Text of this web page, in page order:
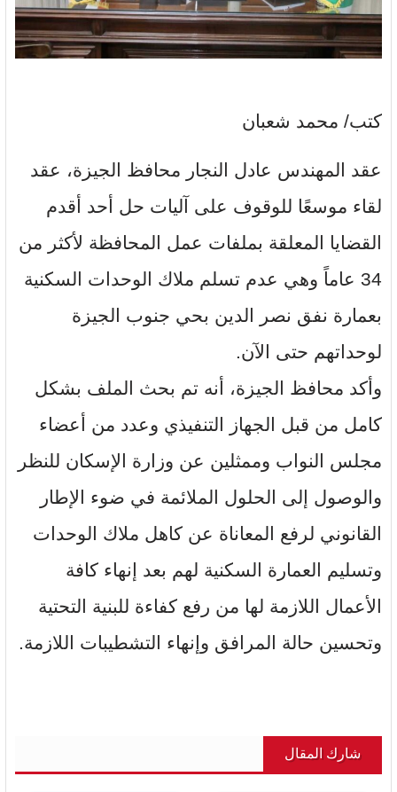
كتب/ محمد شعبان
عقد المهندس عادل النجار محافظ الجيزة، عقد
لقاء موسعًا للوقوف على آليات حل أحد أقدم
القضايا المعلقة بملفات عمل المحافظة لأكثر من
34 عاماً وهي عدم تسلم ملاك الوحدات السكنية
بعمارة نفق نصر الدين بحي جنوب الجيزة
لوحداتهم حتى الآن.
وأكد محافظ الجيزة، أنه تم بحث الملف بشكل
كامل من قبل الجهاز التنفيذي وعدد من أعضاء
مجلس النواب وممثلين عن وزارة الإسكان للنظر
والوصول إلى الحلول الملائمة في ضوء الإطار
القانوني لرفع المعاناة عن كاهل ملاك الوحدات
وتسليم العمارة السكنية لهم بعد إنهاء كافة
الأعمال اللازمة لها من رفع كفاءة للبنية التحتية
وتحسين حالة المرافق وإنهاء التشطيبات اللازمة.
شارك المقال